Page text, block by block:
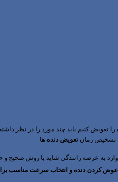
را تعویض کنیم باید چند مورد را در نظر
تشخیص زمان تعویض دنده ها
وارد به عرصه رانندگی شاید با روش صحیح
کردن دنده و انتخاب سرعت مناسب